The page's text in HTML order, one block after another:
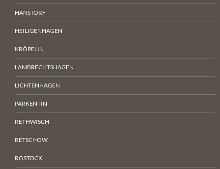
HANSTORF
HEILIGENHAGEN
KRÖPELIN
LAMBRECHTSHAGEN
LICHTENHAGEN
PARKENTIN
RETHWISCH
RETSCHOW
ROSTOCK